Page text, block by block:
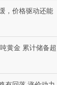
，价格驱动还能
黄金 累计储备超